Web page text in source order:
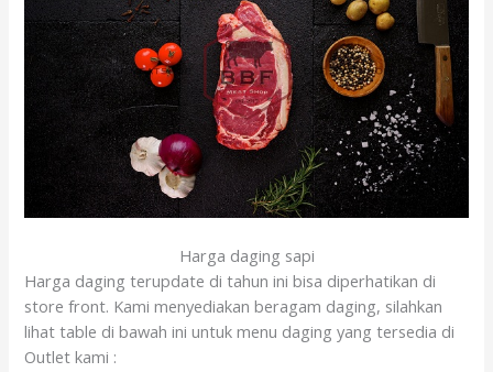
Harga daging sapi
Harga daging terupdate di tahun ini bisa diperhatikan di
store front. Kami menyediakan beragam daging, silahkan
lihat table di bawah ini untuk menu daging yang tersedia di
Outlet kami :